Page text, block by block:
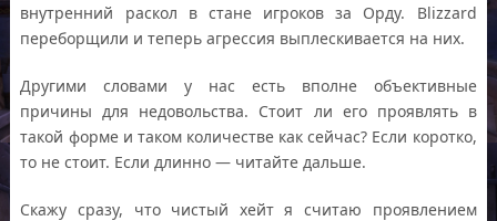
внутренний раскол в стане игроков за Орду. Blizzard
переборщили и теперь агрессия выплескивается на них.
Другими словами у нас есть вполне объективные
причины для недовольства. Стоит ли его проявлять в
такой форме и таком количестве как сейчас? Если коротко,
то не стоит. Если длинно — читайте дальше.
Скажу сразу, что чистый хейт я считаю проявлением